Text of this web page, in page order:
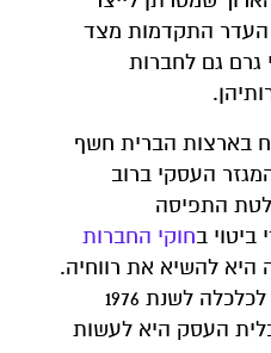
התקדמות מצד
גרם גם לחברות
בארצות הברית חשף
העסקי ברוב
התפיסה
ביטוי בחוקי החברות
להשיא את רווחיה.
לשנת 1976
העסק היא לעשות